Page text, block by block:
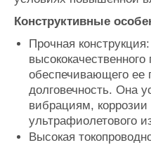
Конструктивные
Прочная
обеспечивающего ее
долговечность. Она
вибрациям,
ультрафиолетового
Высокая